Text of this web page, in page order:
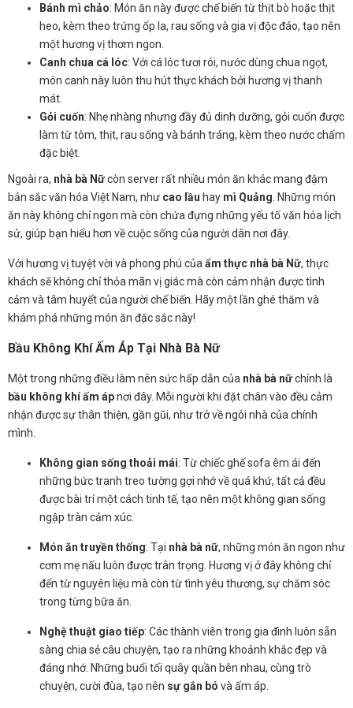
Bánh mì chảo: Món ăn này được chế biến từ thịt bò hoặc thịt
heo, kèm theo trứng ốp la, rau sống và gia vị độc đáo, tạo nên
một hương vị thơm ngon.
Canh chua cá lóc: Với cá lóc tươi rói, nước dùng chua ngọt,
món canh này luôn thu hút thực khách bởi hương vị thanh
mát.
Gỏi cuốn: Nhẹ nhàng nhưng đầy đủ dinh dưỡng, gỏi cuốn được
làm từ tôm, thịt, rau sống và bánh tráng, kèm theo nước chấm
đặc biệt.
Ngoài ra, nhà bà Nữcòn server rất nhiều món ăn khác mang đậm
bản sắc văn hóa Việt Nam, như cao lầu hay mì Quảng . Những món
ăn này không chỉ ngon mà còn chứa đựng những yếu tố văn hóa lịch
sử, giúp bạn hiểu hơn về cuộc sống của người dân nơi đây.
Với hương vị tuyệt vời và phong phú của ẩm thực nhà bà Nữ, thực
khách sẽ không chỉ thỏa mãn vị giác mà còn cảm nhận được tình
cảm và tâm huyết của người chế biến. Hãy một lần ghé thăm và
khám phá những món ăn đặc sắc này!
Bầu Không Khí Ấm Áp Tại Nhà Bà Nữ
Một trong những điều làm nên sức hấp dẫn của nhà bà nữchính là
bầu không khí ấm ápnơi đây. Mỗi người khi đặt chân vào đều cảm
nhận được sự thân thiện, gần gũi, như trở về ngôi nhà của chính
mình.
Không gian sống thoải mái: Từ chiếc ghế sofa êm ái đến
những bức tranh treo tường gợi nhớ về quá khứ, tất cả đều
được bài trí một cách tinh tế, tạo nên một không gian sống
ngập tràn cảm xúc.
Món ăn truyền thống: Tại nhà bà nữ, những món ăn ngon như
cơm mẹ nấu luôn được trân trọng. Hương vị ở đây không chỉ
đến từ nguyên liệu mà còn từ tình yêu thương, sự chăm sóc
trong từng bữa ăn.
Nghệ thuật giao tiếp: Các thành viên trong gia đình luôn sẵn
sàng chia sẻ câu chuyện, tạo ra những khoảnh khắc đẹp và
đáng nhớ. Những buổi tối quây quần bên nhau, cùng trò
chuyện, cười đùa, tạo nên sự gắn bó và ấm áp.